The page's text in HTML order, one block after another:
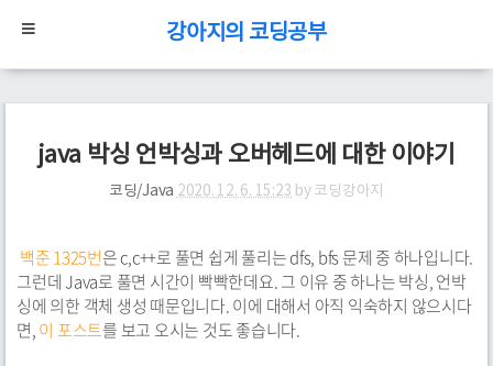
강아지의 코딩공부
java 박싱 언박싱과 오버헤드에 대한 이야기
코딩/Java 2020. 12. 6. 15:23 by코딩강아지
백준 1325번은 c,c++로 풀면 쉽게 풀리는 dfs, bfs 문제 중 하나입니다.
그런데 Java로 풀면 시간이 빡빡한데요. 그 이유 중 하나는 박싱, 언박
싱에 의한 객체 생성 때문입니다. 이에 대해서 아직 익숙하지 않으시다
면,이 포스트를 보고 오시는 것도 좋습니다.